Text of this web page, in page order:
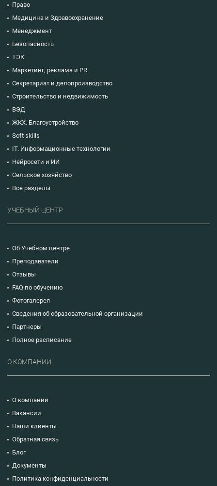
Право
Медицина и Здравоохранение
Менеджмент
Безопасность
ТЭК
Маркетинг, реклама и PR
Секретариат и делопроизводство
Строительство и недвижимость
ВЭД
ЖКХ. Благоустройство
Soft skills
IT. Информационные технологии
Нейросети и ИИ
Сельское хозяйство
Все разделы
УЧЕБНЫЙ ЦЕНТР
Об Учебном центре
Преподаватели
Отзывы
FAQ по обучению
Фотогалерея
Сведения об образовательной организации
Партнеры
Полное расписание
О КОМПАНИИ
О компании
Вакансии
Наши клиенты
Обратная связь
Блог
Документы
Политика конфиденциальности